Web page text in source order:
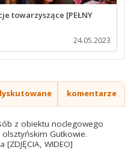
towarzyszące [PEŁNY
24.05.2023
komentarze
z obiektu noclegowego
Gutkowie.
[ZDJĘCIA, WIDEO]